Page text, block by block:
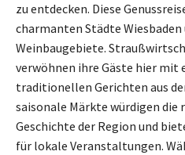
zu entdecken. Diese
charmanten Städte Wiesbaden
Weinbaugebiete.
verwöhnen ihre Gäste hier mit
traditionellen Gerichten aus
saisonale Märkte würdigen die
Geschichte der Region und
für lokale Veranstaltungen.